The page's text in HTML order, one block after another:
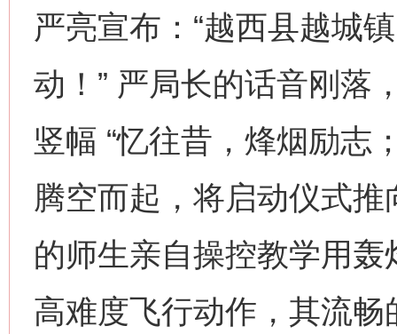
严亮宣布：“越西县越城
动！” 严局长的话音刚落
竖幅 “忆往昔，烽烟励志
腾空而起，将启动仪式
的师生亲自操控教学用
高难度飞行动作，其流